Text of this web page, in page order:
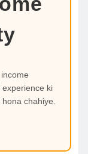
ki
chahiye.